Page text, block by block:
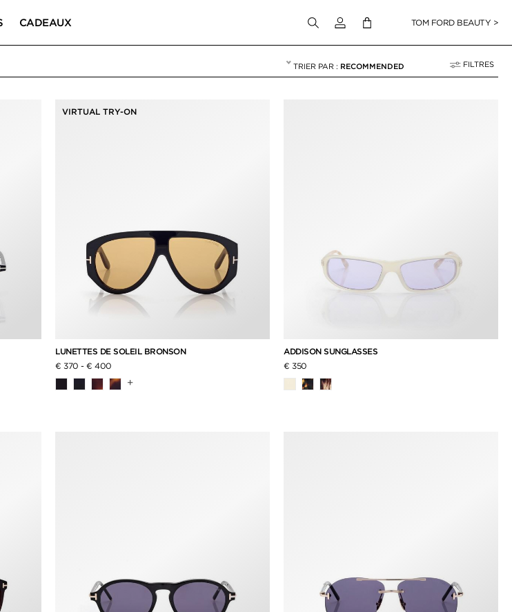
CADEAUX Connectez-vous à votre compte
TOM FORD BEAUTY >
RECOMMENDED FILTRES
VIRTUAL TRY-ON
LUNETTES DE SOLEIL BRONSON
€ 370 - € 400
+
ADDISON SUNGLASSES
€ 350